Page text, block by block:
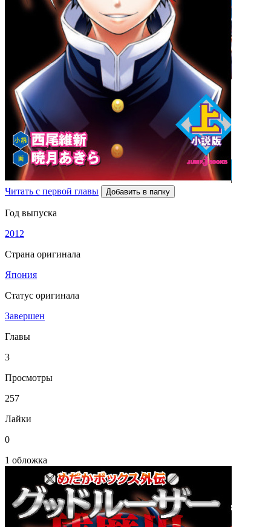
Читать с первой главы Добавить в папку
Год выпуска
2012
Страна оригинала
Япония
Статус оригинала
Завершен
Главы
3
Просмотры
257
Лайки
0
1 обложка